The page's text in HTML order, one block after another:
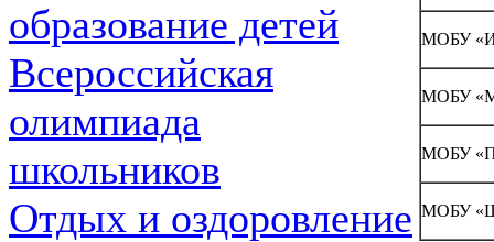
образование детей
Всероссийская
олимпиада
школьников
Отдых и оздоровление
МОБУ
МОБУ
МОБУ
МОБУ